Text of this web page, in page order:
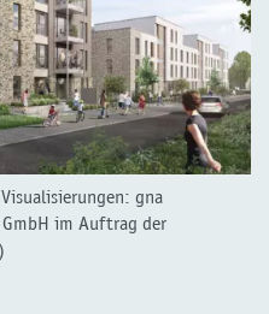
gna
im Auftrag der